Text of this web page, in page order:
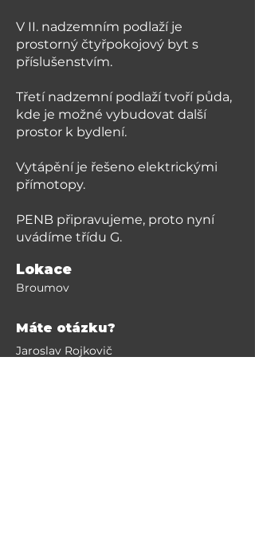
V II. nadzemním podlaží je
prostorný čtyřpokojový byt s
příslušenstvím.
Třetí nadzemní podlaží tvoří půda,
kde je možné vybudovat další
prostor k bydlení.
Vytápění je řešeno elektrickými
přímotopy.
PENB připravujeme, proto nyní
uvádíme třídu G.
Lokace
Broumov
Máte otázku?
Jaroslav Rojkovič